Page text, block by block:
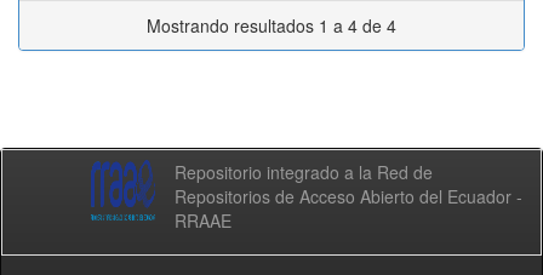
Mostrando resultados 1 a 4 de 4
Repositorio integrado a la Red de
Repositorios de Acceso Abierto del Ecuador -
RRAAE